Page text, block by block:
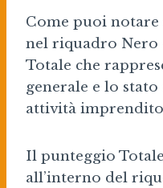
Come puoi notare
nel riquadro Nero
Totale che
generale e lo
attività
Il punteggio
all’interno del